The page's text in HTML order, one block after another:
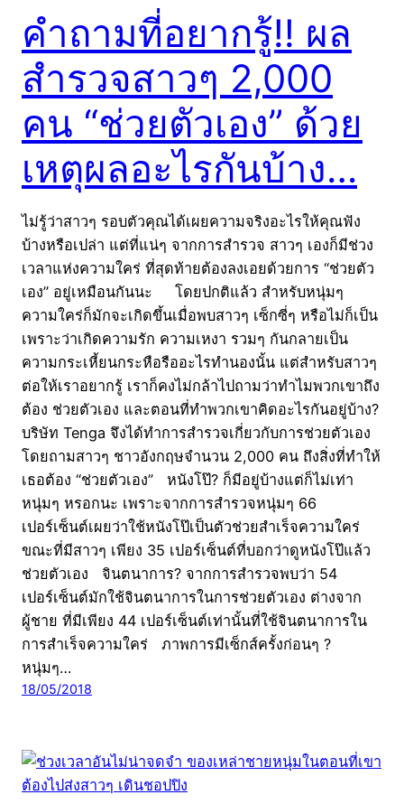
คำถามที่อยากรู้!! ผล
สำรวจสาวๆ 2,000
คน “ช่วยตัวเอง” ด้วย
เหตุผลอะไรกันบ้าง…
ไม่รู้ว่าสาวๆ รอบตัวคุณได้เผยความจริงอะไรให้คุณฟัง
บ้างหรือเปล่า แต่ที่แน่ๆ จากการสำรวจ สาวๆ เองก็มีช่วง
เวลาแห่งความใคร่ ที่สุดท้ายต้องลงเอยด้วยการ “ช่วยตัว
เอง” อยู่เหมือนกันนะ โดยปกติแล้ว สำหรับหนุ่มๆ
ความใคร่ก็มักจะเกิดขึ้นเมื่อพบสาวๆ เซ็กซี่ๆ หรือไม่ก็เป็น
เพราะว่าเกิดความรัก ความเหงา รวมๆ กันกลายเป็น
ความกระเหี้ยนกระหือรืออะไรทำนองนั้น แต่สำหรับสาวๆ
ต่อให้เราอยากรู้ เราก็คงไม่กล้าไปถามว่าทำไมพวกเขาถึง
ต้อง ช่วยตัวเอง และตอนที่ทำพวกเขาคิดอะไรกันอยู่บ้าง?
บริษัท Tenga จึงได้ทำการสำรวจเกี่ยวกับการช่วยตัวเอง
โดยถามสาวๆ ชาวอังกฤษจำนวน 2,000 คน ถึงสิ่งที่ทำให้
เธอต้อง “ช่วยตัวเอง” หนังโป๊? ก็มีอยู่บ้างแต่ก็ไม่เท่า
หนุ่มๆ หรอกนะ เพราะจากการสำรวจหนุ่มๆ 66
เปอร์เซ็นต์เผยว่าใช้หนังโป๊เป็นตัวช่วยสำเร็จความใคร่
ขณะที่มีสาวๆ เพียง 35 เปอร์เซ็นต์ที่บอกว่าดูหนังโป๊แล้ว
ช่วยตัวเอง จินตนาการ? จากการสำรวจพบว่า 54
เปอร์เซ็นต์มักใช้จินตนาการในการช่วยตัวเอง ต่างจาก
ผู้ชาย ที่มีเพียง 44 เปอร์เซ็นต์เท่านั้นที่ใช้จินตนาการใน
การสำเร็จความใคร่ ภาพการมีเซ็กส์ครั้งก่อนๆ ?
หนุ่มๆ…
18/05/2018